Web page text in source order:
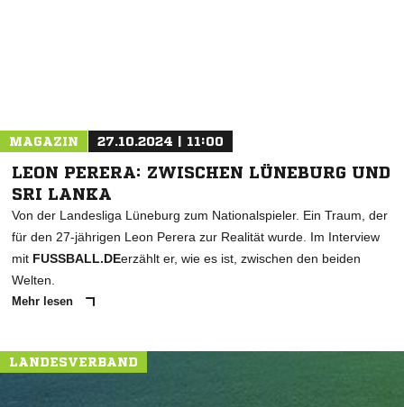
MAGAZIN 27.10.2024 | 11:00
LEON PERERA: ZWISCHEN LÜNEBURG UND
SRI LANKA
Von der Landesliga Lüneburg zum Nationalspieler. Ein Traum, der
für den 27-jährigen Leon Perera zur Realität wurde. Im Interview
mit FUSSBALL.DEerzählt er, wie es ist, zwischen den beiden
Welten.
Mehr lesen
LANDESVERBAND